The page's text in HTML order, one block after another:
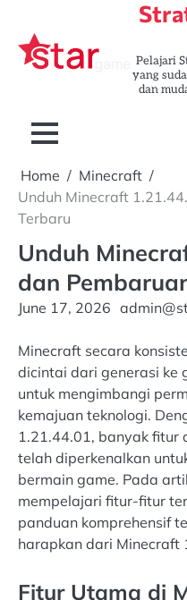
content
Pelajari
yang
dan
Home
Minecraft
Unduh Minecraft
Terbaru
Unduh
dan
June 17, 2026
Minecraft secara
dicintai dari generasi ke
untuk mengimbangi
kemajuan teknologi.
1.21.44.01, banyak fitur
telah diperkenalkan
bermain game. Pada
mempelajari fitur-fitur
panduan komprehensif
harapkan dari Minecraft
Fitur Utama di